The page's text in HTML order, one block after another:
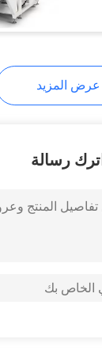
عرض المزيد
اترك رسالة